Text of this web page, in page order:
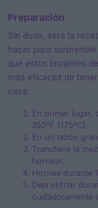
Preparación
Sin duda, será la
hacer para
que estos brownies
más eficacez de
casa.
En primer lugar,
350ºF (175ºC)
En un tazón
Transfiere la
hornear.
Hornea durante
Deja enfriar
cuidadosamente